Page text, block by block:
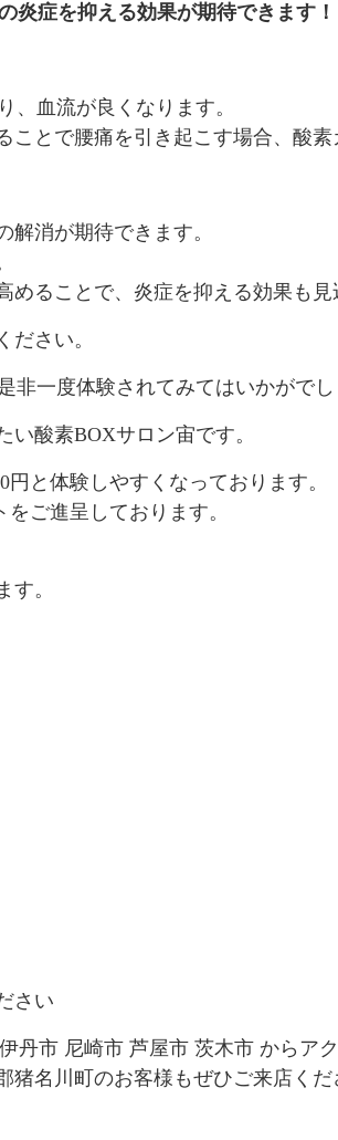
症を抑える効果が期待できます！
血流が良くなります。
とで腰痛を引き起こす場合、酸素
消が期待できます。
ることで、炎症を抑える効果も見
さい。
一度体験されてみてはいかがでし
酸素BOXサロン宙です。
と体験しやすくなっております。
ご進呈しております。
。
さい
丹市 尼崎市 芦屋市 茨木市 からアク
名川町のお客様もぜひご来店くだ